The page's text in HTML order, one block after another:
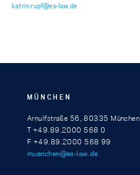
katrin.rupf@es-law.de
MÜNCHEN
Arnulfstraße 56, 80335 München
T +49.89.2000 568 0
F +49.89.2000 568 99
muenchen@es-law.de